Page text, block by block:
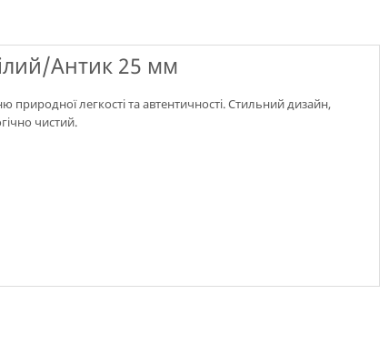
Антик 25 мм
легкості та автентичності. Стильний дизайн,
чистий.